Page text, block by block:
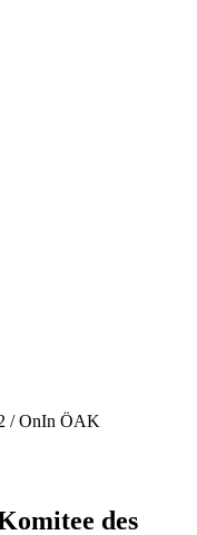
/ OnIn ÖAK
des